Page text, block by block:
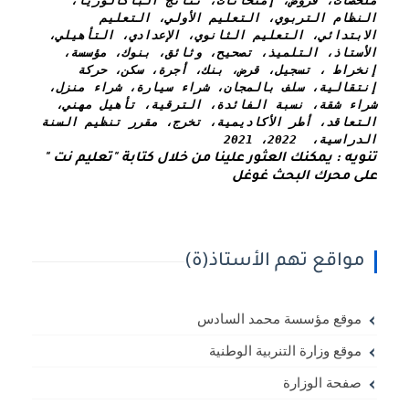
الدراسية،  2022، 2021
على محرك البحث غوغل
مواقع تهم الأستاذ(ة)
موقع مؤسسة محمد السادس
موقع وزارة التنربية الوطنية
صفحة الوزارة